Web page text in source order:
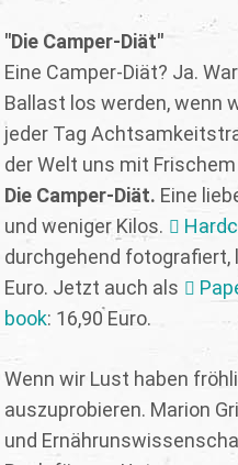
"Die Camper-Diät"
Eine Camper-Diät? Ja.
Ballast los werden, wenn
jeder Tag
der Welt uns mit Frischem
Die Camper-Diät. Eine
und weniger Kilos.
durchgehend fotografiert,
Euro. Jetzt auch als
book: 16,90 Euro.
Wenn wir Lust haben
auszuprobieren. Marion
und